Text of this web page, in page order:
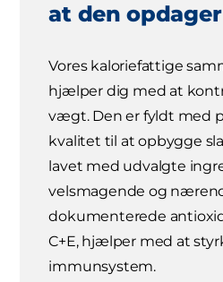
at den
Vores kaloriefattige
hjælper dig med at
vægt. Den er fyldt med
kvalitet til at opbygge
lavet med udvalgte
velsmagende og
dokumenterede
C+E, hjælper med at
immunsystem.